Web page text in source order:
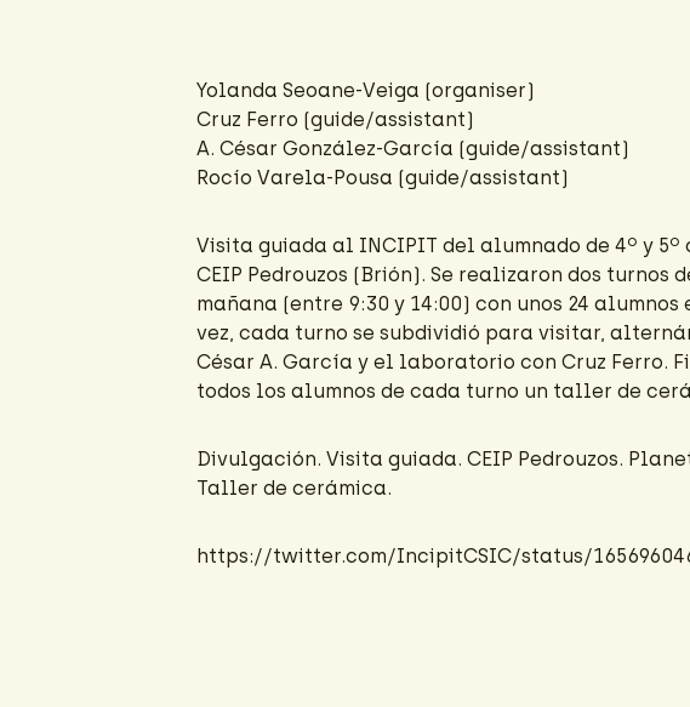
Yolanda Seoane-Veiga (organiser)
Cruz Ferro (guide/assistant)
A. César González-García (guide/assistant)
Rocío Varela-Pousa (guide/assistant)
Visita guiada al INCIPIT del alumnado de 4º y 5º
CEIP Pedrouzos (Brión). Se realizaron dos turnos
mañana (entre 9:30 y 14:00) con unos 24 alumnos
vez, cada turno se subdividió para visitar,
César A. García y el laboratorio con Cruz Ferro.
todos los alumnos de cada turno un taller de
Divulgación. Visita guiada. CEIP Pedrouzos.
Taller de cerámica.
https://twitter.com/IncipitCSIC/status/